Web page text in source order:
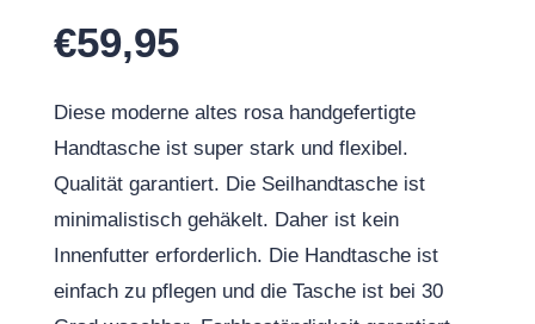
€59,95
Diese moderne altes rosa handgefertigte
Handtasche ist super stark und flexibel.
Qualität garantiert. Die Seilhandtasche ist
minimalistisch gehäkelt. Daher ist kein
Innenfutter erforderlich. Die Handtasche ist
einfach zu pflegen und die Tasche ist bei 30